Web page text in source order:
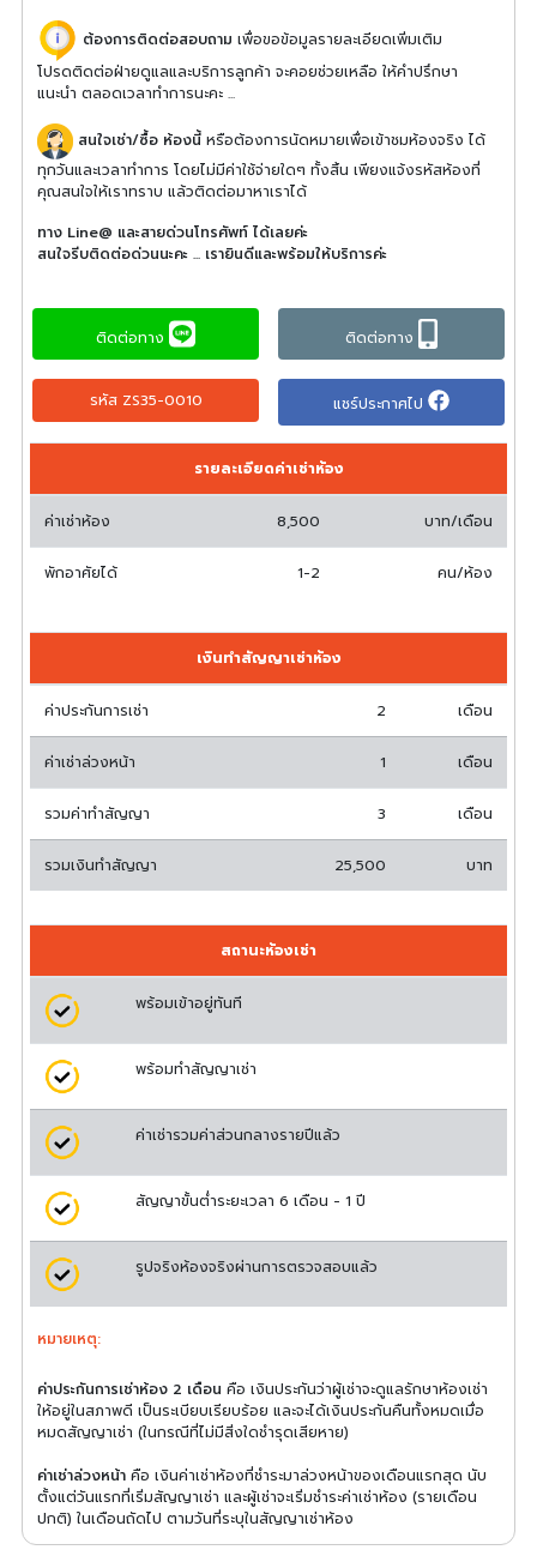
ต้องการติดต่อสอบถาม เพื่อขอข้อมูลรายละเอียดเพิ่มเติม
โปรดติดต่อฝ่ายดูแลและบริการลูกค้า จะคอยช่วยเหลือ ให้คำปรึกษา
แนะนำ ตลอดเวลาทำการนะคะ ...
สนใจเช่า/ซื้อ ห้องนี้ หรือต้องการนัดหมายเพื่อเข้าชมห้องจริง ได้
ทุกวันและเวลาทำการ โดยไม่มีค่าใช้จ่ายใดๆ ทั้งสิ้น เพียงแจ้งรหัสห้องที่
คุณสนใจให้เราทราบ แล้วติดต่อมาหาเราได้
ทาง Line@ และสายด่วนโทรศัพท์ ได้เลยค่ะ
สนใจรีบติดต่อด่วนนะคะ ... เรายินดีและพร้อมให้บริการค่ะ
ติดต่อทาง ติดต่อทาง
รหัส ZS35-0010 แชร์ประกาศไป
รายละเอียดค่าเช่าห้อง
ค่าเช่าห้อง 8,500 บาท/เดือน
พักอาศัยได้ 1-2 คน/ห้อง
เงินทำสัญญาเช่าห้อง
ค่าประกันการเช่า 2 เดือน
ค่าเช่าล่วงหน้า 1 เดือน
รวมค่าทำสัญญา 3 เดือน
รวมเงินทำสัญญา 25,500 บาท
สถานะห้องเช่า
พร้อมเข้าอยู่ทันที
พร้อมทำสัญญาเช่า
ค่าเช่ารวมค่าส่วนกลางรายปีแล้ว
สัญญาขั้นต่ำระยะเวลา 6 เดือน - 1 ปี
รูปจริงห้องจริงผ่านการตรวจสอบแล้ว
หมายเหตุ:
ค่าประกันการเช่าห้อง 2 เดือน คือ เงินประกันว่าผู้เช่าจะดูแลรักษาห้องเช่า
ให้อยู่ในสภาพดี เป็นระเบียบเรียบร้อย และจะได้เงินประกันคืนทั้งหมดเมื่อ
หมดสัญญาเช่า (ในกรณีที่ไม่มีสิ่งใดชำรุดเสียหาย)
ค่าเช่าล่วงหน้า คือ เงินค่าเช่าห้องที่ชำระมาล่วงหน้าของเดือนแรกสุด นับ
ตั้งแต่วันแรกที่เริ่มสัญญาเช่า และผู้เช่าจะเริ่มชำระค่าเช่าห้อง (รายเดือน
ปกติ) ในเดือนถัดไป ตามวันที่ระบุในสัญญาเช่าห้อง